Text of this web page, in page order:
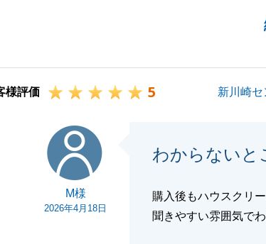
今後も何かお困り事などありましたら
様評価 5 新川崎セ
M様
2026年4月18日
わからないと
購入後もハウスクリ
聞きやすい雰囲気で